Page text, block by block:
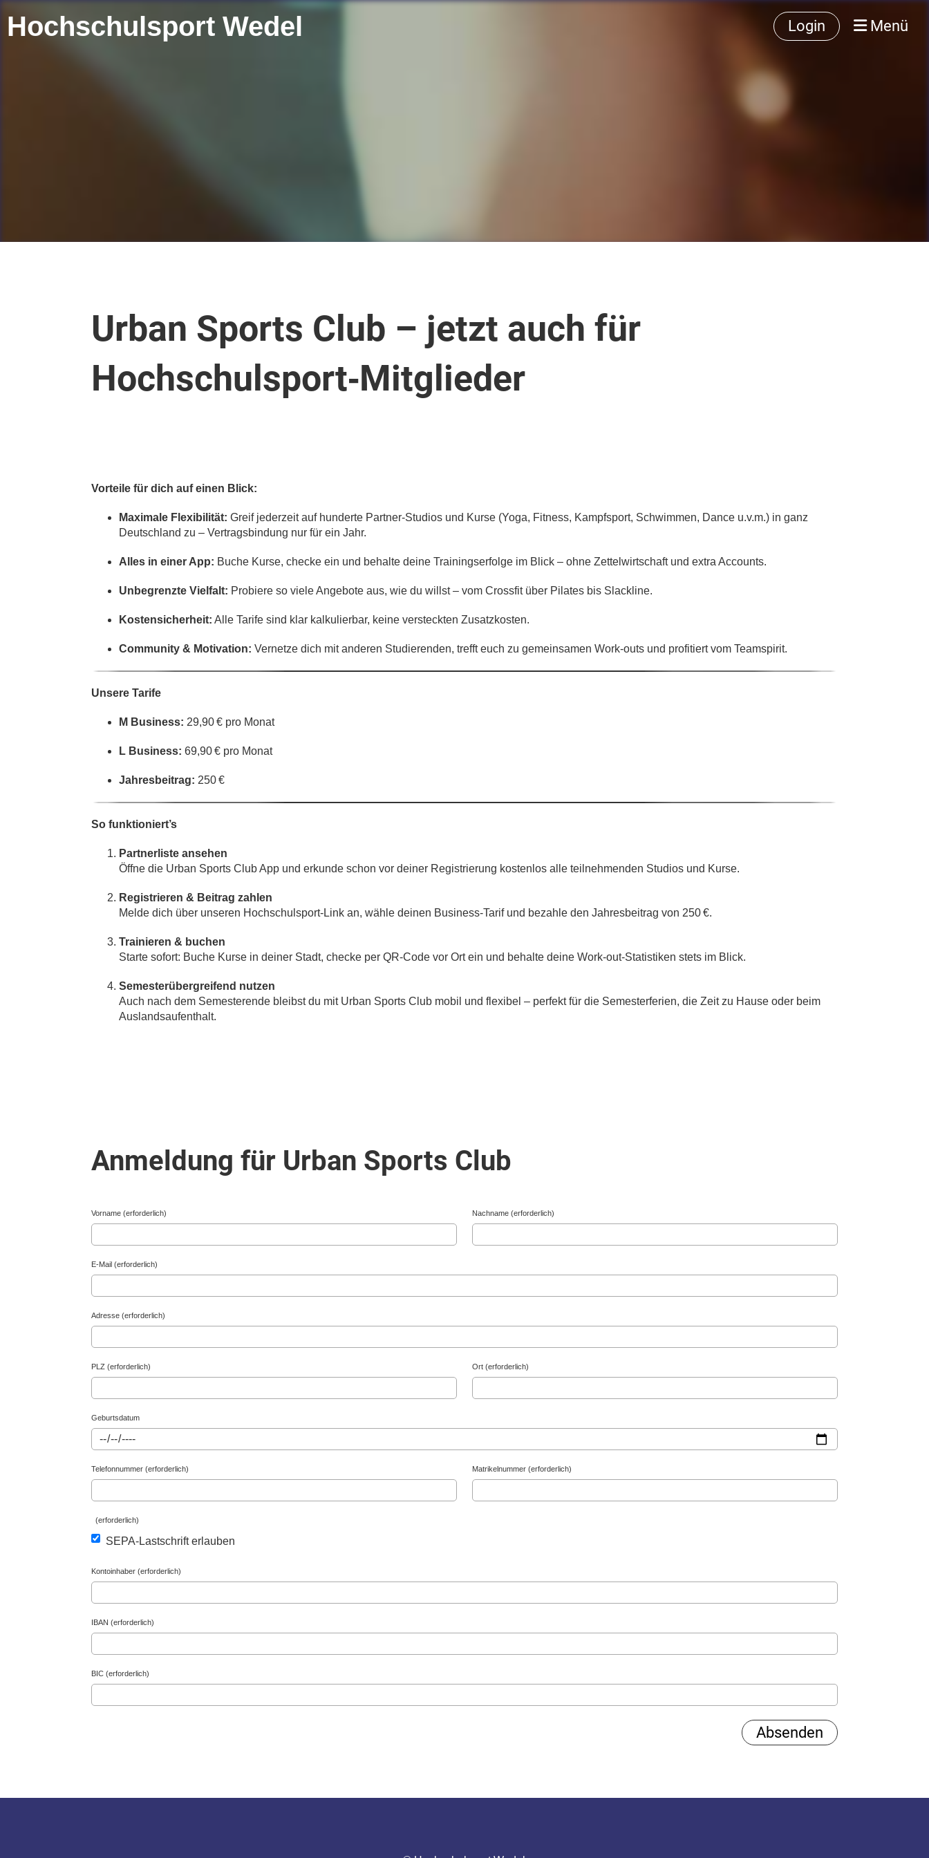
Hochschulsport Wedel Login Menü
Urban Sports Club – jetzt auch für
Hochschulsport‑Mitglieder
Vorteile für dich auf einen Blick:
Maximale Flexibilität: Greif jederzeit auf hunderte Partner‑Studios und Kurse (Yoga, Fitness, Kampfsport, Schwimmen, Dance u.v.m.) in ganz
Deutschland zu – Vertragsbindung nur für ein Jahr.
Alles in einer App: Buche Kurse, checke ein und behalte deine Trainingserfolge im Blick – ohne Zettelwirtschaft und extra Accounts.
Unbegrenzte Vielfalt: Probiere so viele Angebote aus, wie du willst – vom Crossfit über Pilates bis Slackline.
Kosten­sicherheit: Alle Tarife sind klar kalkulierbar, keine versteckten Zusatzkosten.
Community & Motivation: Vernetze dich mit anderen Studierenden, trefft euch zu gemeinsamen Work‑outs und profitiert vom Teamspirit.
Unsere Tarife
M Business: 29,90 € pro Monat
L Business: 69,90 € pro Monat
Jahresbeitrag: 250 €
So funktioniert’s
Partnerliste ansehen
Öffne die Urban Sports Club App und erkunde schon vor deiner Registrierung kostenlos alle teilnehmenden Studios und Kurse.
Registrieren & Beitrag zahlen
Melde dich über unseren Hochschulsport‑Link an, wähle deinen Business‑Tarif und bezahle den Jahresbeitrag von 250 €.
Trainieren & buchen
Starte sofort: Buche Kurse in deiner Stadt, checke per QR‑Code vor Ort ein und behalte deine Work‑out‑Statistiken stets im Blick.
Semesterübergreifend nutzen
Auch nach dem Semesterende bleibst du mit Urban Sports Club mobil und flexibel – perfekt für die Semesterferien, die Zeit zu Hause oder beim
Auslandsaufenthalt.
Anmeldung für Urban Sports Club
Vorname (erforderlich) Nachname (erforderlich)
E-Mail (erforderlich)
Adresse (erforderlich)
PLZ (erforderlich) Ort (erforderlich)
Geburtsdatum
Telefonnummer (erforderlich) Matrikelnummer (erforderlich)
(erforderlich)
SEPA-Lastschrift erlauben
Kontoinhaber (erforderlich)
IBAN (erforderlich)
BIC (erforderlich)